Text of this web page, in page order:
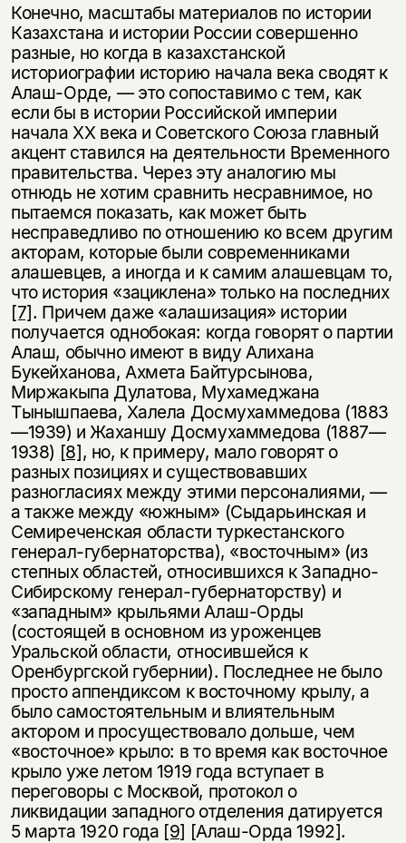
Конечно, масштабы материалов по истории
Казахстана и истории Рoccии совершенно
разные, но когда в казахстанской
историографии историю начала века сводят к
Алаш-Орде, — это сопоставимо с тем, как
если бы в истории Российской империи
начала ХХ века и Советского Союза главный
акцент ставился на деятельности Временного
правительства. Через эту аналогию мы
отнюдь не хотим сравнить несравнимое, но
пытаемся показать, как может быть
несправедливо по отношению ко всем другим
акторам, которые были современниками
алашевцев, а иногда и к самим алашевцам то,
что история «зациклена» только на последних
[7]. Причем даже «алашизация» истории
получается однобокая: когда говорят о партии
Алаш, обычно имеют в виду Алихана
Букейханова, Ахмета Байтурсынова,
Миржакыпа Дулатова, Мухамеджана
Тынышпаева, Халела Досмухаммедова (1883
—1939) и Жаханшу Досмухаммедова (1887—
1938) [8], но, к примеру, мало говорят о
разных позициях и существовавших
разногласиях между этими персоналиями, —
а также между «южным» (Сыдарьинская и
Семиреченская области туркестанского
генерал-губернаторства), «восточным» (из
степных областей, относившихся к Западно-
Сибирскому генерал-губернаторству) и
«западным» крыльями Алаш-Орды
(состоящей в основном из уроженцев
Уральской области, относившейся к
Оренбургской губернии). Последнее не было
просто аппендиксом к восточному крылу, а
было самостоятельным и влиятельным
актором и просуществовало дольше, чем
«восточное» крыло: в то время как восточное
крыло уже летом 1919 года вступает в
переговоры с Москвой, протокол о
ликвидации западного отделения датируется
5 марта 1920 года [9] [Алаш-Орда 1992].